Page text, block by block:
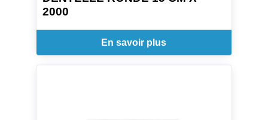
2000
En savoir plus